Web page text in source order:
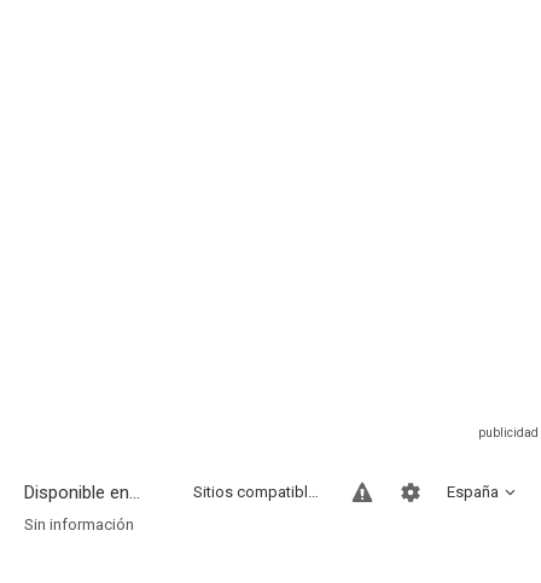
Disponible en... España
Sitios compatibles
Sin información